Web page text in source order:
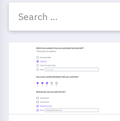
360
Template ng 360 Survey